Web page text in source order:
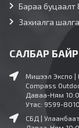
Бараа буцаалт
Захиалга
САЛБАР
Мишээл Экспо |
Compass
Даваа-Ням
Утас: 9599-8010
СБД |